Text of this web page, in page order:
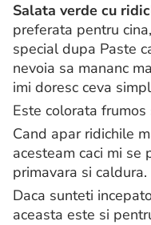
Salata verde cu
preferata pentru
special dupa Paste
nevoia sa mananc
imi doresc ceva
Este colorata
Cand apar ridichile
acesteam caci mi se
primavara si caldura.
Daca sunteti
aceasta este si